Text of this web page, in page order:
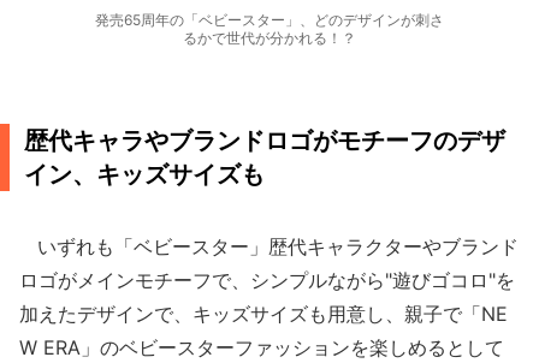
発売65周年の「ベビースター」、どのデザインが刺さ
るかで世代が分かれる！？
歴代キャラやブランドロゴがモチーフのデザ
イン、キッズサイズも
いずれも「ベビースター」歴代キャラクターやブランド
ロゴがメインモチーフで、シンプルながら"遊びゴコロ"を
加えたデザインで、キッズサイズも用意し、親子で「NE
W ERA」のベビースターファッションを楽しめるとして